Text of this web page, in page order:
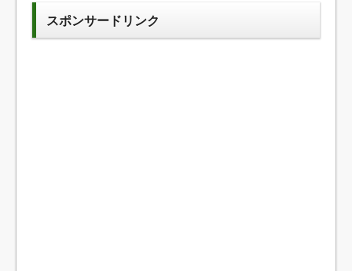
スポンサードリンク